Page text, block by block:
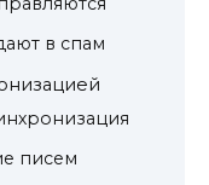
в спам
писем